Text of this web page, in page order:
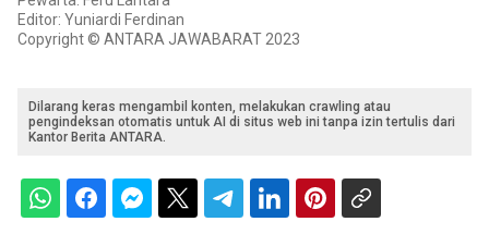
Editor: Yuniardi Ferdinan
Copyright © ANTARA JAWABARAT 2023
Dilarang keras mengambil konten, melakukan crawling atau
pengindeksan otomatis untuk AI di situs web ini tanpa izin tertulis dari
Kantor Berita ANTARA.